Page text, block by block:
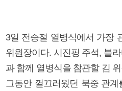
3일 전승절 열병식에서 가장
위원장이다. 시진핑 주석, 블
과 함께 열병식을 참관할 김
그동안 껄끄러웠던 북중 관